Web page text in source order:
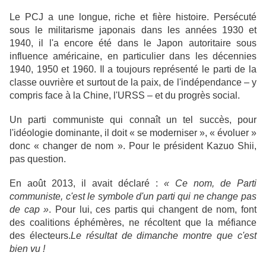
Le PCJ a une longue, riche et fière histoire. Persécuté
sous le militarisme japonais dans les années 1930 et
1940, il l'a encore été dans le Japon autoritaire sous
influence américaine, en particulier dans les décennies
1940, 1950 et 1960. Il a toujours représenté le parti de la
classe ouvrière et surtout de la paix, de l'indépendance – y
compris face à la Chine, l'URSS – et du progrès social.
Un parti communiste qui connaît un tel succès, pour
l'idéologie dominante, il doit « se moderniser », « évoluer »
donc « changer de nom ». Pour le président Kazuo Shii,
pas question.
En août 2013, il avait déclaré : « Ce nom, de Parti
communiste, c'est le symbole d'un parti qui ne change pas
de cap ». Pour lui, ces partis qui changent de nom, font
des coalitions éphémères, ne récoltent que la méfiance
des électeurs.Le résultat de dimanche montre que c'est
bien vu !